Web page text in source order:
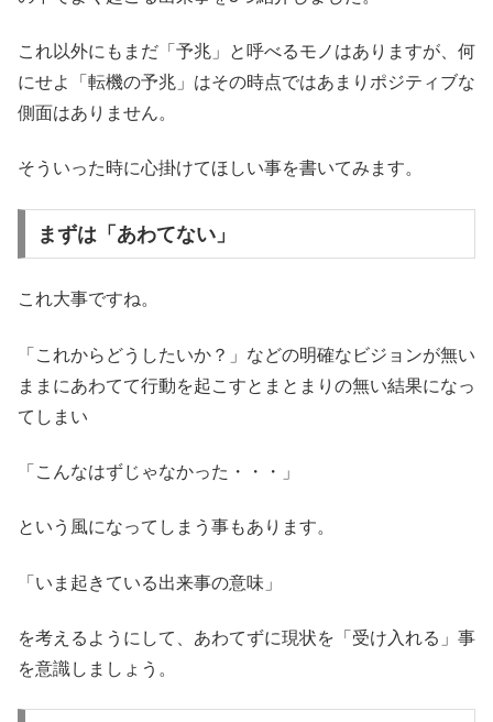
これ以外にもまだ「予兆」と呼べるモノはありますが、何
にせよ「転機の予兆」はその時点ではあまりポジティブな
側面はありません。
そういった時に心掛けてほしい事を書いてみます。
まずは「あわてない」
これ大事ですね。
「これからどうしたいか？」などの明確なビジョンが無い
ままにあわてて行動を起こすとまとまりの無い結果になっ
てしまい
「こんなはずじゃなかった・・・」
という風になってしまう事もあります。
「いま起きている出来事の意味」
を考えるようにして、あわてずに現状を「受け入れる」事
を意識しましょう。